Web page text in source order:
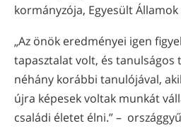
kormányzója, Egyesült Államok
„Az önök eredményei igen
tapasztalat volt, és tanulságos
néhány korábbi tanulójával,
újra képesek voltak munkát
családi életet élni.” –